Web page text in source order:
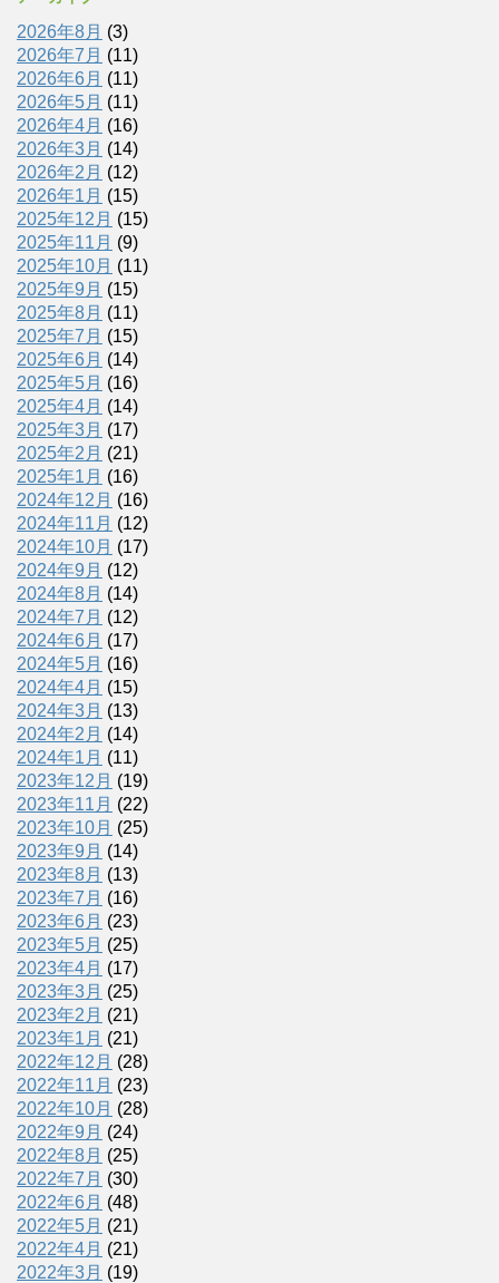
2026年8月 (3)
2026年7月 (11)
2026年6月 (11)
2026年5月 (11)
2026年4月 (16)
2026年3月 (14)
2026年2月 (12)
2026年1月 (15)
2025年12月 (15)
2025年11月 (9)
2025年10月 (11)
2025年9月 (15)
2025年8月 (11)
2025年7月 (15)
2025年6月 (14)
2025年5月 (16)
2025年4月 (14)
2025年3月 (17)
2025年2月 (21)
2025年1月 (16)
2024年12月 (16)
2024年11月 (12)
2024年10月 (17)
2024年9月 (12)
2024年8月 (14)
2024年7月 (12)
2024年6月 (17)
2024年5月 (16)
2024年4月 (15)
2024年3月 (13)
2024年2月 (14)
2024年1月 (11)
2023年12月 (19)
2023年11月 (22)
2023年10月 (25)
2023年9月 (14)
2023年8月 (13)
2023年7月 (16)
2023年6月 (23)
2023年5月 (25)
2023年4月 (17)
2023年3月 (25)
2023年2月 (21)
2023年1月 (21)
2022年12月 (28)
2022年11月 (23)
2022年10月 (28)
2022年9月 (24)
2022年8月 (25)
2022年7月 (30)
2022年6月 (48)
2022年5月 (21)
2022年4月 (21)
2022年3月 (19)